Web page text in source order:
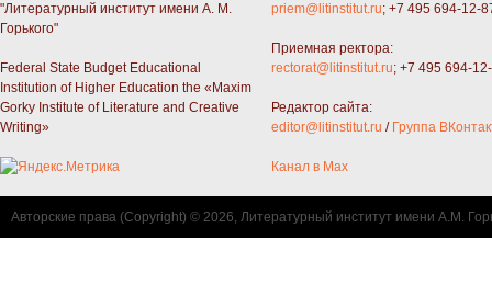
"Литературный институт имени А. М.
Горького"
Federal State Budget Educational
Institution of Higher Education the «Maxim
Gorky Institute of Literature and Creative
Writing»
priem@litinstitut.ru; +7 495 694-12-
Приемная ректора:
rectorat@litinstitut.ru; +7 495 694-
Редактор сайта:
editor@litinstitut.ru / Группа
Канал в Max
Авторские права (Copyright) © 2026, Литературный институт имени А.М.